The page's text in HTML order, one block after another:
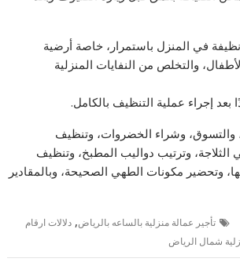
في المنزل باستمرار، خاصة أرضية
والتخلص من النفايات المنزلية
بعد إجراء عملية التنظيف بالكامل.
والتسوق، وشراء الخضروات، وتنظيف
الثلاجة، وترتيب دواليب المطبخ، وتنظيف
وتحضير مكونات الطهي الصحيحة، وبالمقادير
تأجير عمالة منزلية بالساعه بالرياض,دلالات ارقام
شمال الرياض